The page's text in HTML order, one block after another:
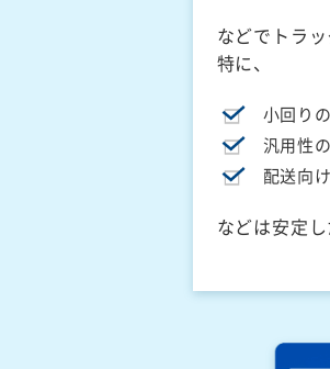
などでトラ
特に、
小回り
汎用性
配送向
などは安定